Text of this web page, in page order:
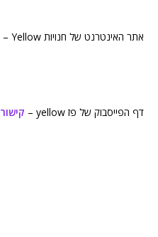
אתר האינטרנט של חנויות Yellow –
דף הפייסבוק של פז yellow – קישור